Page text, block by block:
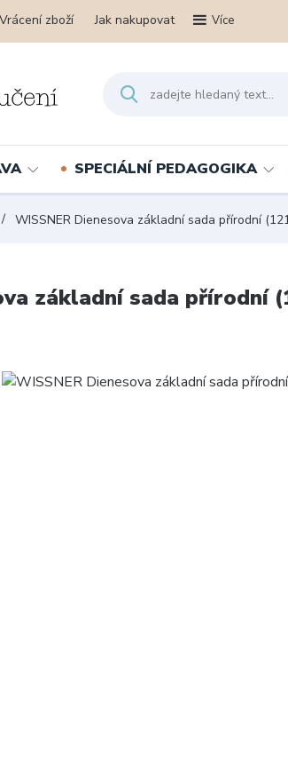
Vrácení zboží Jak nakupovat Více
SPECIÁLNÍ PEDAGOGIKA
WISSNER Dienesova základní sada přírodní
základní sada přírodní